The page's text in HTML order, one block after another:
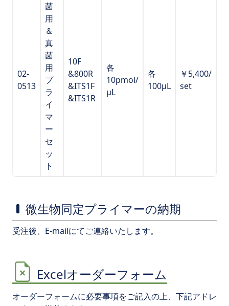
02-
0513
菌
用
＆
真
菌
用
プ
ラ
イ
マ
ー
セ
ッ
ト
10F
&800R
&ITS1F
&ITS1R
各
10pmol/
μL
各
100μL
￥5,400/
set
微生物同定プライマーの納期
受注後、E-mailにてご連絡いたします。
Excelオーダーフォーム
オーダーフォームに必要事項をご記入の上、下記アドレ